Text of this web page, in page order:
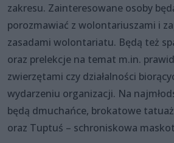
zakresu. Zainteresowane osoby
porozmawiać z wolontariuszami i
zasadami wolontariatu. Będą też
oraz prelekcje na temat m.in.
zwierzętami czy działalności
wydarzeniu organizacji. Na
będą dmuchańce, brokatowe
oraz Tuptuś – schroniskowa